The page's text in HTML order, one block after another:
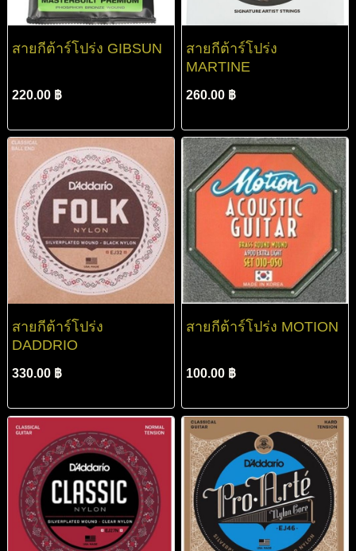
สายกีต้าร์โปร่ง GIBSUN
220.00 ฿
สายกีต้าร์โปร่ง
MARTINE
260.00 ฿
สายกีต้าร์โปร่ง
DADDRIO
330.00 ฿
สายกีต้าร์โปร่ง MOTION
100.00 ฿